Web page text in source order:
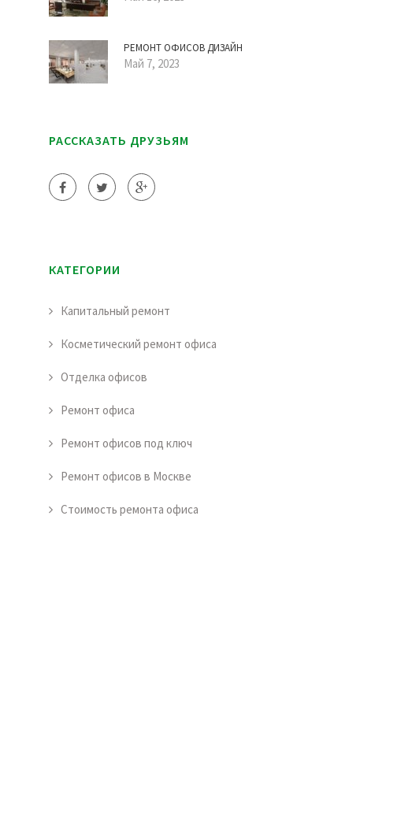
РЕМОНТ ОФИСОВ ДИЗАЙН
Май 7, 2023
РАССКАЗАТЬ ДРУЗЬЯМ
КАТЕГОРИИ
Капитальный ремонт
Косметический ремонт офиса
Отделка офисов
Ремонт офиса
Ремонт офисов под ключ
Ремонт офисов в Москве
Стоимость ремонта офиса